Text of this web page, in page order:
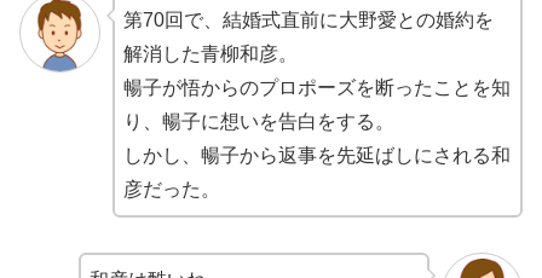
第70回で、結婚式直前に大野愛との婚約を
解消した青柳和彦。
暢子が悟からのプロポーズを断ったことを知
り、暢子に想いを告白をする。
しかし、暢子から返事を先延ばしにされる和
彦だった。